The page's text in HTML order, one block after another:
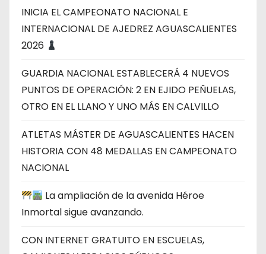
INICIA EL CAMPEONATO NACIONAL E
INTERNACIONAL DE AJEDREZ AGUASCALIENTES
2026
GUARDIA NACIONAL ESTABLECERÁ 4 NUEVOS
PUNTOS DE OPERACIÓN: 2 EN EJIDO PEÑUELAS,
OTRO EN EL LLANO Y UNO MÁS EN CALVILLO
ATLETAS MÁSTER DE AGUASCALIENTES HACEN
HISTORIA CON 48 MEDALLAS EN CAMPEONATO
NACIONAL
La ampliación de la avenida Héroe
Inmortal sigue avanzando.
CON INTERNET GRATUITO EN ESCUELAS,